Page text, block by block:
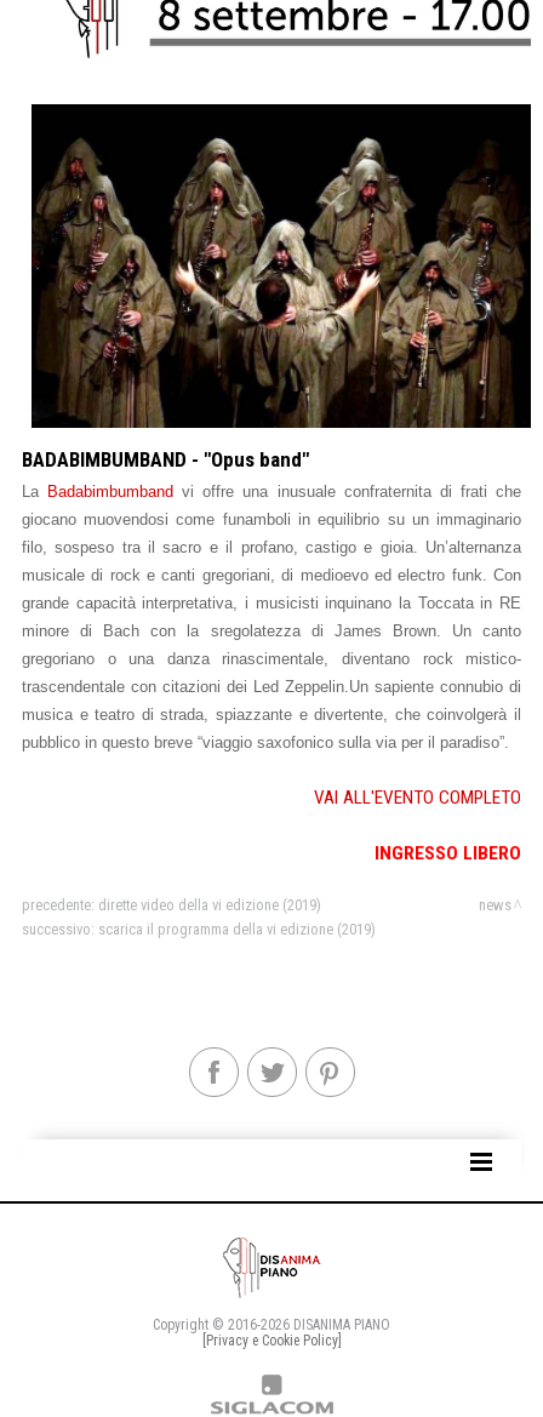
BADABIMBUMBAND - "Opus band"
La Badabimbumband vi offre una inusuale confraternita di frati che
giocano muovendosi come funamboli in equilibrio su un immaginario
filo, sospeso tra il sacro e il profano, castigo e gioia. Un’alternanza
musicale di rock e canti gregoriani, di medioevo edelectro funk. Con
grande capacità interpretativa, i musicisti inquinano la Toccata in RE
minore di Bach con la sregolatezza di James Brown. Un canto
gregoriano o una danza rinascimentale, diventano rock mistico-
trascendentale con citazioni dei Led Zeppelin.Un sapiente connubio di
musica e teatro di strada, spiazzante e divertente, che coinvolgerà il
pubblico in questo breve “viaggio saxofonico sulla via per il paradiso”.
VAI ALL'EVENTO COMPLETO
INGRESSO LIBERO
precedente: dirette video della vi edizione (2019)
successivo: scarica il programma della vi edizione (2019)
news
Copyright © 2016-2026 DISANIMA PIANO
[Privacy e Cookie Policy]